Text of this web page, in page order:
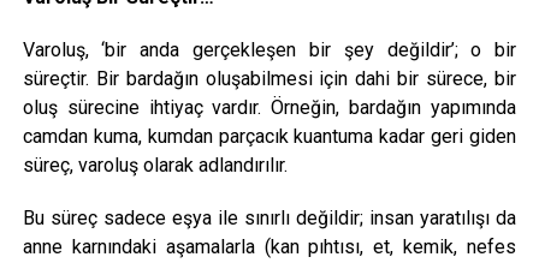
Varoluş, ‘bir anda gerçekleşen bir şey değildir’; o bir
süreçtir. Bir bardağın oluşabilmesi için dahi bir sürece, bir
oluş sürecine ihtiyaç vardır. Örneğin, bardağın yapımında
camdan kuma, kumdan parçacık kuantuma kadar geri giden
süreç, varoluş olarak adlandırılır.
Bu süreç sadece eşya ile sınırlı değildir; insan yaratılışı da
anne karnındaki aşamalarla (kan pıhtısı, et, kemik, nefes